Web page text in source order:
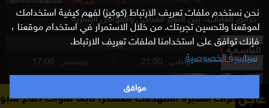
نحن نستخدم ملفات تعريف الارتباط (كوكيز) لفهم كيفية استخدامك
لموقعنا ولتحسين تجربتك. من خلال الاستمرار في استخدام موقعنا ،
فإنك توافق على استخدامنا لملفات تعريف الارتباط.
سياسية الخصوصية
موافق
حرائق الغابات.. بين التغير المناخي والعوامل البشرية
يوميا
أبوظبي
21:00 غرينيتش 17:00
إيران.. غياب المرشد وحضور الأسئلة عاجلمعسكرا تابعا لقوات دفاع شبوة في منطقة حريب